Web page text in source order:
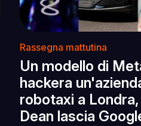
Rassegna mattutina
Un modello di
hackera
robotaxi a
Dean lascia